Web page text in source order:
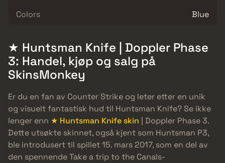
Colors
Blue
★ Huntsman Knife | Doppler Phase
3: Handel, kjøp og salg på
SkinsMonkey
Er du en fan av Counter Strike og leter etter en unik
og visuelt fantastisk hud til Huntsman Knife? Se ikke
lenger enn ★ Huntsman Knife skin | Doppler Phase 3.
Dette utsøkte skinnet, også kjent som Huntsman P3,
ble introdusert til spillet 15. mars 2017, som en del av
den spennende Take a trip to the Canals-